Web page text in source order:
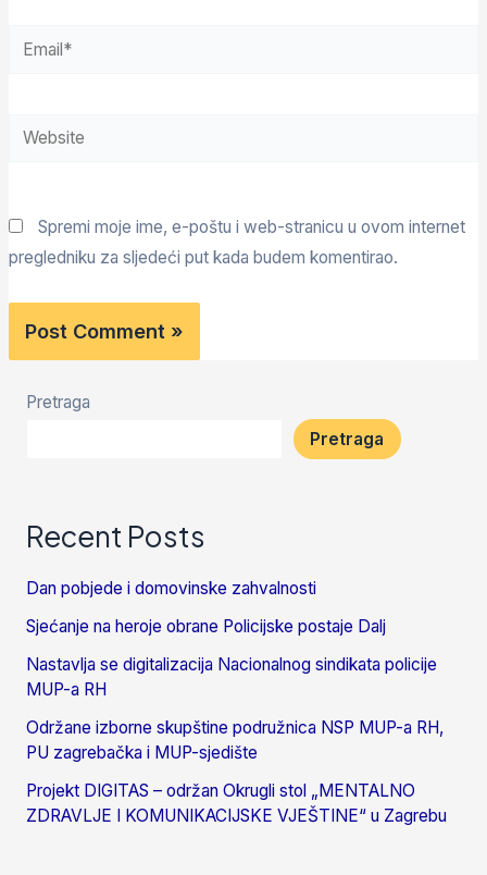
Spremi moje ime, e-poštu i web-stranicu u ovom internet
pregledniku za sljedeći put kada budem komentirao.
Pretraga
Pretraga
Recent Posts
Dan pobjede i domovinske zahvalnosti
Sjećanje na heroje obrane Policijske postaje Dalj
Nastavlja se digitalizacija Nacionalnog sindikata policije
MUP-a RH
Održane izborne skupštine podružnica NSP MUP-a RH,
PU zagrebačka i MUP-sjedište
Projekt DIGITAS – održan Okrugli stol „MENTALNO
ZDRAVLJE I KOMUNIKACIJSKE VJEŠTINE“ u Zagrebu